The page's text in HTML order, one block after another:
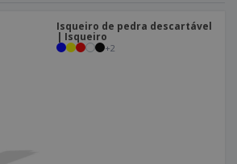
Isqueiro de pedra descartável
| Isqueiro
+2